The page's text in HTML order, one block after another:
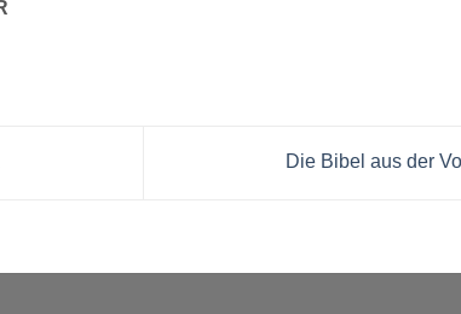
Die Bibel aus der